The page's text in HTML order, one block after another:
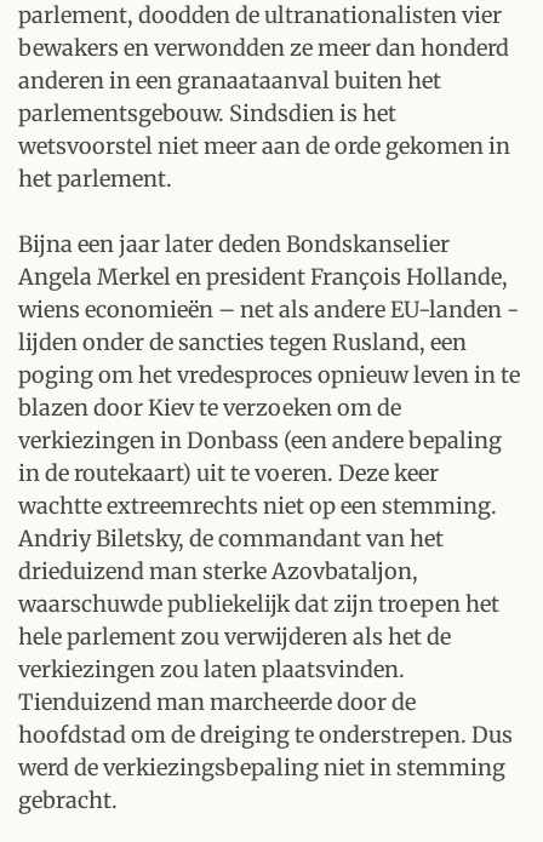
parlement, doodden de ultranationalisten vier
bewakers en verwondden ze meer dan honderd
anderen in een granaataanval buiten het
parlementsgebouw. Sindsdien is het
wetsvoorstel niet meer aan de orde gekomen in
het parlement.
Bijna een jaar later deden Bondskanselier
Angela Merkel en president François Hollande,
wiens economieën – net als andere EU-landen -
lijden onder de sancties tegen Rusland, een
poging om het vredesproces opnieuw leven in te
blazen door Kiev te verzoeken om de
verkiezingen in Donbass (een andere bepaling
in de routekaart) uit te voeren. Deze keer
wachtte extreemrechts niet op een stemming.
Andriy Biletsky, de commandant van het
drieduizend man sterke Azovbataljon,
waarschuwde publiekelijk dat zijn troepen het
hele parlement zou verwijderen als het de
verkiezingen zou laten plaatsvinden.
Tienduizend man marcheerde door de
hoofdstad om de dreiging te onderstrepen. Dus
werd de verkiezingsbepaling niet in stemming
gebracht.